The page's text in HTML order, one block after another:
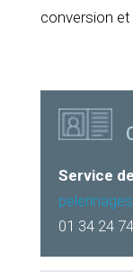
conversion et
Service
01 34 24